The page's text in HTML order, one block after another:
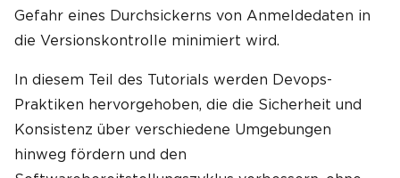
Gefahr eines Durchsickerns von Anmeldedaten in
die Versionskontrolle minimiert wird.
In diesem Teil des Tutorials werden Devops-
Praktiken hervorgehoben, die die Sicherheit und
Konsistenz über verschiedene Umgebungen
hinweg fördern und den